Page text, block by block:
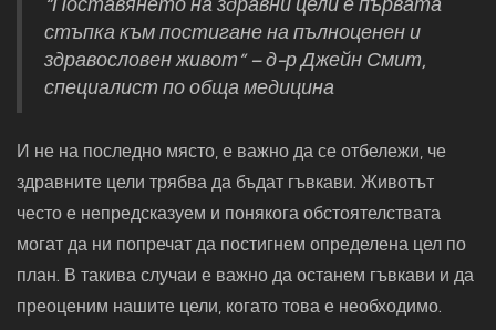
стъпка към постигане на пълноценен и
здравословен живот” – д-р Джейн Смит,
специалист по обща медицина
И не на последно място, е важно да се отбележи, че
здравните цели трябва да бъдат гъвкави. Животът
често е непредсказуем и понякога обстоятелствата
могат да ни попречат да постигнем определена цел по
план. В такива случаи е важно да останем гъвкави и да
преоценим нашите цели, когато това е необходимо.